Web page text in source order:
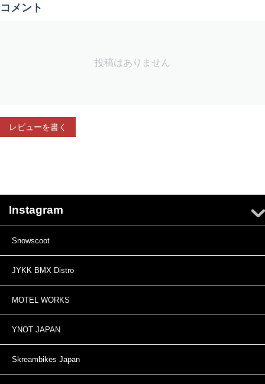
コメント
投稿はありません
レビューを書く
Instagram
Snowscoot
JYKK BMX Distro
MOTEL WORKS
YNOT JAPAN
Skreambikes Japan